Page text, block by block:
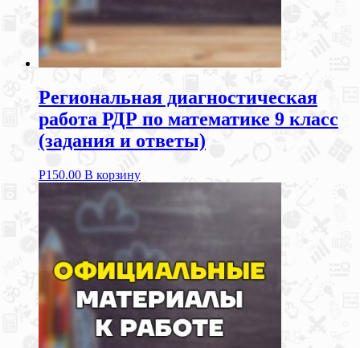
Региональная диагностическая
работа РДР по математике 9 класс
(задания и ответы)
Р150.00 В корзину